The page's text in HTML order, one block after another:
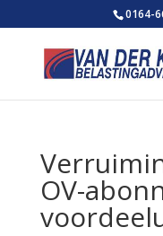
0164-
OV-